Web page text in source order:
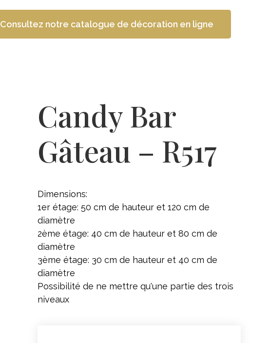
Consultez notre catalogue de décoration en ligne
Candy Bar
Gâteau – R517
Dimensions:
1er étage: 50 cm de hauteur et 120 cm de
diamètre
2ème étage: 40 cm de hauteur et 80 cm de
diamètre
3ème étage: 30 cm de hauteur et 40 cm de
diamètre
Possibilité de ne mettre qu'une partie des trois
niveaux